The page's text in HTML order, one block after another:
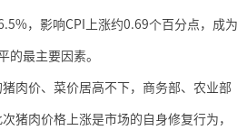
，影响CPI 上涨约0.69个百分点，成为
的最主要因素。
价、菜价居高不下，商务部、农业部
猪肉价格上涨是市场的自身修复行为，